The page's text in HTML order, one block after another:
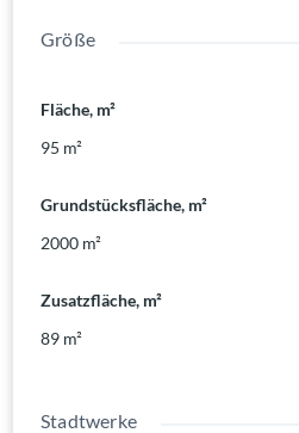
Größe
Fläche, m²
95 m²
Grundstücksfläche, m²
2000 m²
Zusatzfläche, m²
89 m²
Stadtwerke